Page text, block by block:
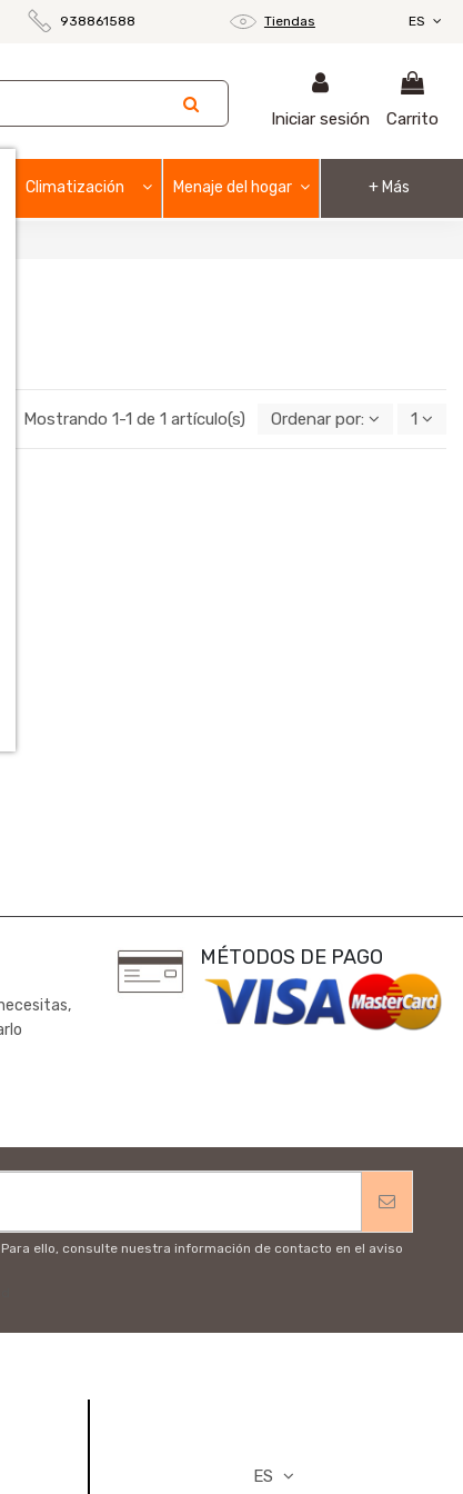
938861588 Tiendas ES
Iniciar sesión Carrito
Climatización Menaje del hogar + Más
Mostrando 1-1 de 1 artículo(s) Ordenar por: 1
MÉTODOS DE PAGO
ello, consulte nuestra información de contacto en el aviso
ES